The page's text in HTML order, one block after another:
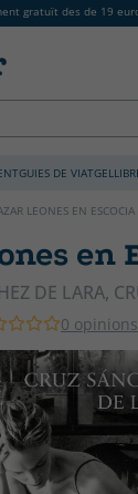
gratuït des de 19
GUIES DE VIATGE
LEONES EN ESCOCIA
en
DE LARA,
0 opinions